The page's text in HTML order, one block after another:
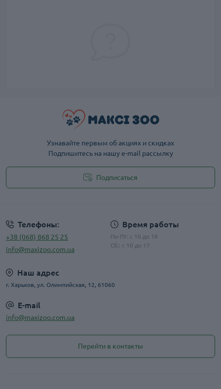
Узнавайте первым об акциях и скидках
Подпишитесь на нашу e-mail рассылку
Подписаться
Телефоны:
+38 (068) 868 25 25
info@maxizoo.com.ua
Время работы
Пн-Пт: с 10 до 18
Сб.: с 10 до 17
Наш адрес
г. Харьков, ул. Олимпийская, 12, 61060
E-mail
info@maxizoo.com.ua
Перейти в контакты